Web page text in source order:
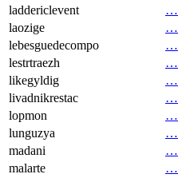
laddericlevent
…
laozige
…
lebesguedecompo
…
lestrtraezh
…
likegyldig
…
livadnikrestac
…
lopmon
…
lunguzya
…
madani
…
malarte
…